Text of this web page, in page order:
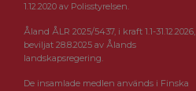
1.12.2020 av Polisstyrelsen.
Åland ÅLR 2025/5437, i kraft 1.1-31.12.2026,
beviljat 28.8.2025 av Ålands
landskapsregering.
De insamlade medlen används i Finska